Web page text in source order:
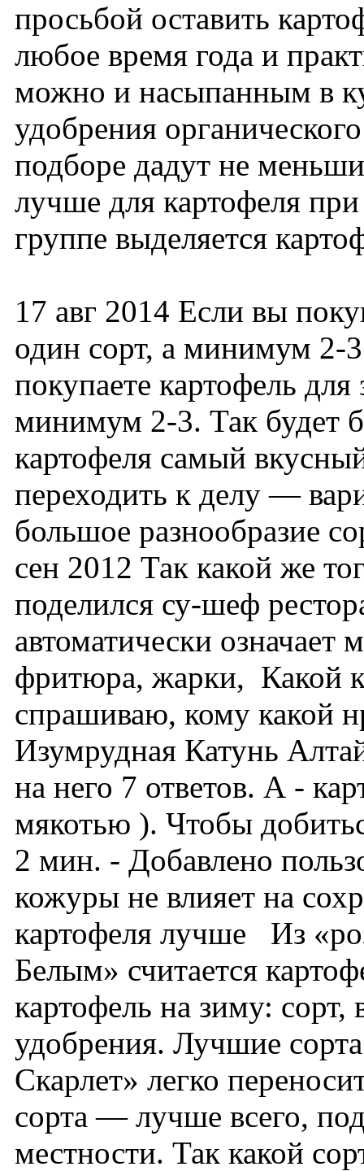
просьбой оставить
любое время года и
можно и насыпанным в
удобрения
подборе дадут не
лучше для картофеля
группе выделяется
17 авг 2014 Если вы
один сорт, а минимум 2-
покупаете картофель
минимум 2-3. Так будет
картофеля самый
переходить к делу —
большое разнообразие
сен 2012 Так какой же
поделился су-шеф
автоматически означает
фритюра, жарки, Какой
спрашиваю, кому какой
Изумрудная Катунь
на него 7 ответов. А -
мякотью ). Чтобы
2 мин. - Добавлено
кожуры не влияет на
картофеля лучше Из
Белым» считается
картофель на зиму:
удобрения. Лучшие
Скарлет» легко
сорта — лучше всего,
местности. Так какой